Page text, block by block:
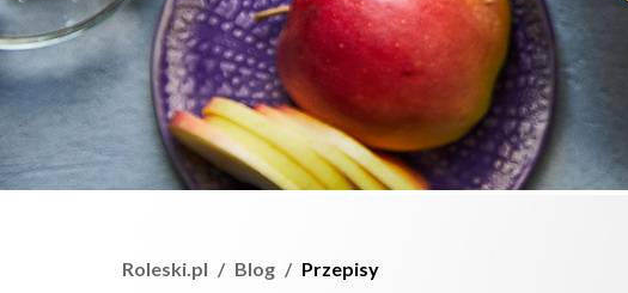
Roleski.pl Blog Przepisy